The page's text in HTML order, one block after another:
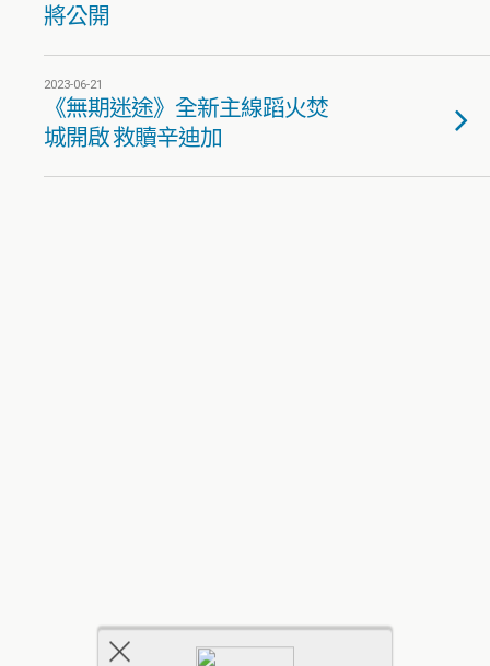
將公開
2023-06-21
《無期迷途》全新主線蹈火焚
城開啟 救贖辛迪加